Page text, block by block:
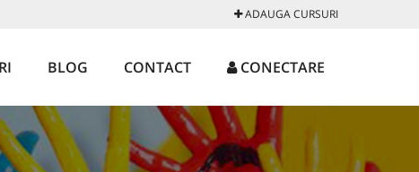
ADAUGA CURSURI
BLOG CONTACT CONECTARE